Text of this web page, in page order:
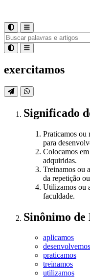
exercitamos
Significado
Praticamos ou
para
Colocamos
adquiridas.
Treinamos ou
da repetição
Utilizamos ou
faculdade.
Sinônimo de
aplicamos
desenvolvemos
praticamos
treinamos
utilizamos